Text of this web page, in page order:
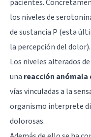
pacientes.
los niveles de
de sustancia P (esta
la percepción del dolor).
Los niveles alterados
una reacción
vías vinculadas a la
organismo interprete
dolorosas.